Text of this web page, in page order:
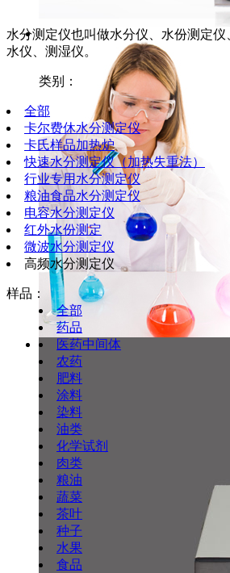
水分测定仪也叫做水分仪、水份测定
水仪、测湿仪。
类别：
全部
卡尔费休水分测定仪
卡氏样品加热炉
快速水分测定仪（加热失重法）
行业专用水分测定仪
粮油食品水分测定仪
电容水分测定仪
红外水份测定
微波水分测定仪
高频水分测定仪
样品：
全部
药品
医药中间体
农药
肥料
涂料
染料
油类
化学试剂
肉类
粮油
蔬菜
茶叶
种子
水果
食品